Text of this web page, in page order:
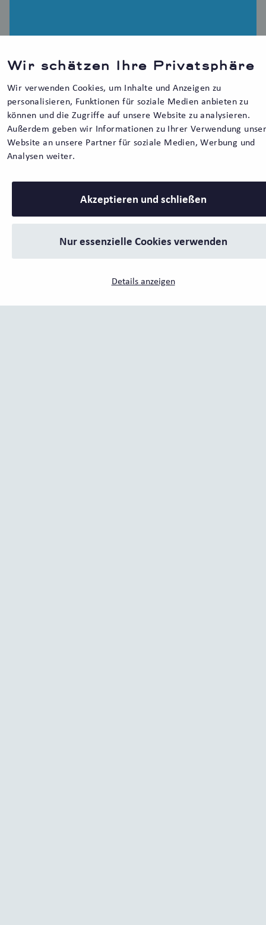
Wir schätzen Ihre Privatsphäre
Wir verwenden Cookies, um Inhalte und Anzeigen zu
personalisieren, Funktionen für soziale Medien anbieten zu
können und die Zugriffe auf unsere Website zu analysieren.
Außerdem geben wir Informationen zu Ihrer Verwendung
Website an unsere Partner für soziale Medien, Werbung und
Analysen weiter.
Akzeptieren und schließen
Nur essenzielle Cookies verwenden
Details anzeigen
ESG!